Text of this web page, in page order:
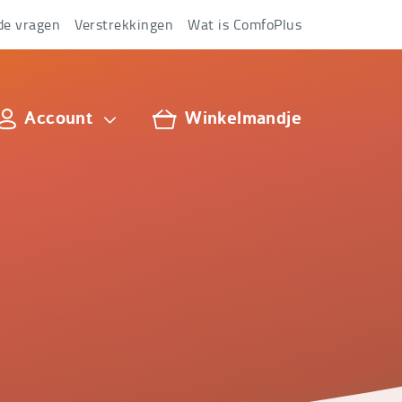
vragen Verstrekkingen Wat is ComfoPlus
Account Winkelmandje